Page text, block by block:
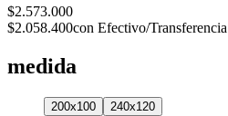
$2.573.000
$2.058.400con Efectivo/Transferencia
medida
200x100 240x120